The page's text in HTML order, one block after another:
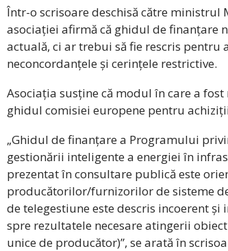
Într-o scrisoare deschisă către
asociației afirmă că ghidul de finanțare
actuală, ci ar trebui să fie rescris pentru
neconcordanțele și cerințele restrictive.
Asociația susține că modul în care a
ghidul comisiei europene pentru
„Ghidul de finanțare a Programului
gestionării inteligente a energiei în
prezentat în consultare publică este
producătorilor/furnizorilor de sisteme
de telegestiune este descris incoerent
spre rezultatele necesare atingerii
unice de producător)”, se arată în